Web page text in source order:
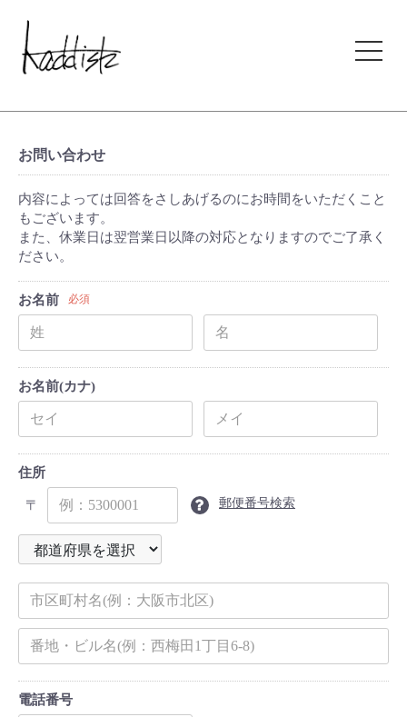
kaddish development store
お問い合わせ
内容によっては回答をさしあげるのにお時間をいただくこと
もございます。
また、休業日は翌営業日以降の対応となりますのでご了承く
ださい。
お名前 必須
お名前(カナ)
住所
〒 郵便番号検索
電話番号